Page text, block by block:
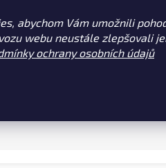
abychom Vám umožnili
webu neustále zlepšovali
ochrany osobních údajů
vel. 8 Matt
proti zamotání jsou
helikoptérových
pro
návazců
Velikost